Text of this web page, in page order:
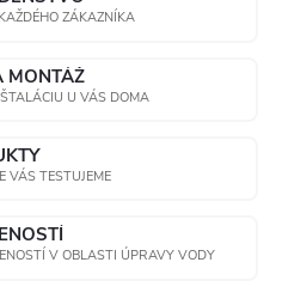
ZÁKAZNÍKA
MONTÁŽ
U VÁS DOMA
VÁS TESTUJEME
V OBLASTI ÚPRAVY VODY